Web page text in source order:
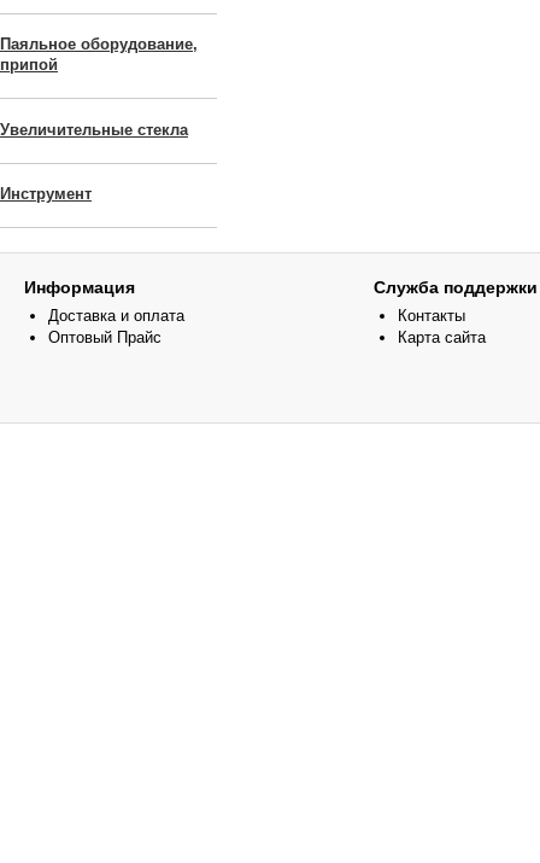
Паяльное оборудование,
припой
Увеличительные стекла
Инструмент
Информация
Доставка и оплата
Оптовый Прайс
Служба поддержки
Контакты
Карта сайта